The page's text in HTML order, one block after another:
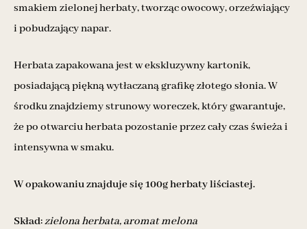
smakiem zielonej herbaty, tworząc owocowy, orzeźwiający
i pobudzający napar.
Herbata zapakowana jest w ekskluzywny kartonik,
posiadającą piękną wytłaczaną grafikę złotego słonia. W
środku znajdziemy strunowy woreczek, który gwarantuje,
że po otwarciu herbata pozostanie przez cały czas świeża i
intensywna w smaku.
W opakowaniu znajduje się 100g herbaty liściastej.
Skład:zielona herbata, aromat melona